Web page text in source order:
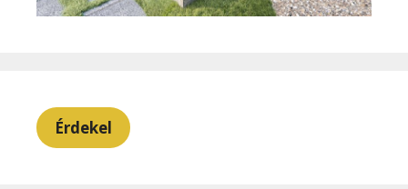
Érdekel